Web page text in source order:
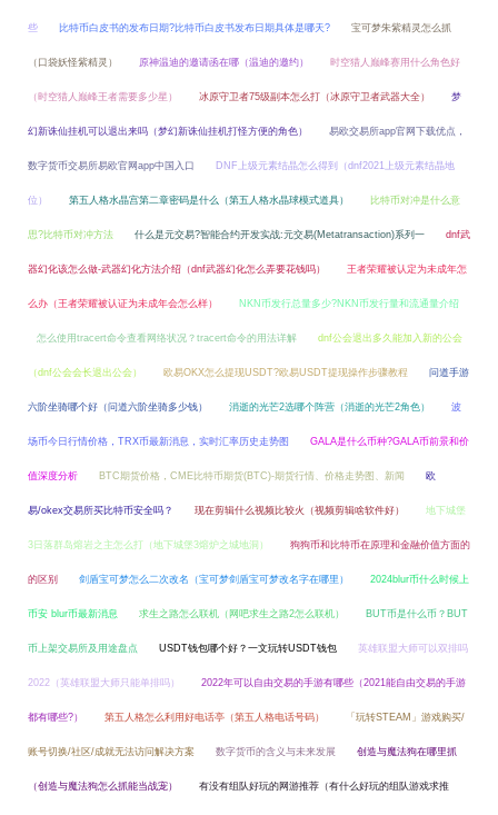
些 比特币白皮书的发布日期?比特币白皮书发布日期具体是哪天? 宝可梦朱紫精灵怎么抓
（口袋妖怪紫精灵） 原神温迪的邀请函在哪（温迪的邀约） 时空猎人巅峰赛用什么角色好
（时空猎人巅峰王者需要多少星） 冰原守卫者75级副本怎么打（冰原守卫者武器大全） 梦
幻新诛仙挂机可以退出来吗（梦幻新诛仙挂机打怪方便的角色） 易欧交易所app官网下载优点，
数字货币交易所易欧官网app中国入口 DNF上级元素结晶怎么得到（dnf2021上级元素结晶地
位） 第五人格水晶宫第二章密码是什么（第五人格水晶球模式道具） 比特币对冲是什么意
思?比特币对冲方法 什么是元交易?智能合约开发实战:元交易(Metatransaction)系列一 dnf武
器幻化该怎么做-武器幻化方法介绍（dnf武器幻化怎么弄要花钱吗） 王者荣耀被认定为未成年怎
么办（王者荣耀被认证为未成年会怎么样） NKN币发行总量多少?NKN币发行量和流通量介绍
怎么使用tracert命令查看网络状况？tracert命令的用法详解 dnf公会退出多久能加入新的公会
（dnf公会会长退出公会） 欧易OKX怎么提现USDT?欧易USDT提现操作步骤教程 问道手游
六阶坐骑哪个好（问道六阶坐骑多少钱） 消逝的光芒2选哪个阵营（消逝的光芒2角色） 波
场币今日行情价格，TRX币最新消息，实时汇率历史走势图 GALA是什么币种?GALA币前景和价
值深度分析 BTC期货价格，CME比特币期货(BTC)-期货行情、价格走势图、新闻 欧
易/okex交易所买比特币安全吗？ 现在剪辑什么视频比较火（视频剪辑啥软件好） 地下城堡
3日落群岛熔岩之主怎么打（地下城堡3熔炉之城地洞） 狗狗币和比特币在原理和金融价值方面的
的区别 剑盾宝可梦怎么二次改名（宝可梦剑盾宝可梦改名字在哪里） 2024blur币什么时候上
币安 blur币最新消息 求生之路怎么联机（网吧求生之路2怎么联机） BUT币是什么币？BUT
币上架交易所及用途盘点 USDT钱包哪个好？一文玩转USDT钱包 英雄联盟大师可以双排吗
2022（英雄联盟大师只能单排吗） 2022年可以自由交易的手游有哪些（2021能自由交易的手游
都有哪些?） 第五人格怎么利用好电话亭（第五人格电话号码） 「玩转STEAM」游戏购买/
账号切换/社区/成就无法访问解决方案 数字货币的含义与未来发展 创造与魔法狗在哪里抓
（创造与魔法狗怎么抓能当战宠） 有没有组队好玩的网游推荐（有什么好玩的组队游戏求推